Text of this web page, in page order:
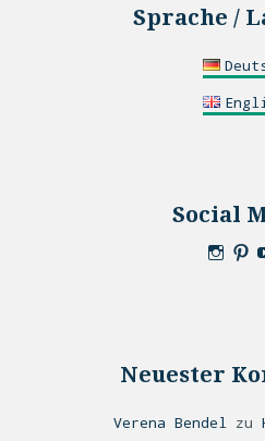
Sprache /
Social
Neuester
Verena Bendel zu